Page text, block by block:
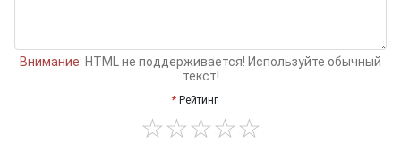
Внимание: HTML не поддерживается! Используйте обычный
текст!
Рейтинг